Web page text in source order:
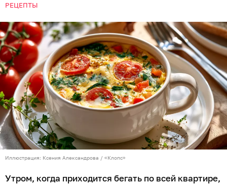
РЕЦЕПТЫ
Иллюстрация: Ксения Александрова / «Клопс»
Утром, когда приходится бегать по всей квартире,